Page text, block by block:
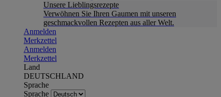
Unsere Lieblingsrezepte
Verwöhnen Sie Ihren Gaumen mit unseren
geschmackvollen Rezepten aus aller Welt.
Anmelden
Merkzettel
Anmelden
Merkzettel
Land
DEUTSCHLAND
Sprache
Sprache